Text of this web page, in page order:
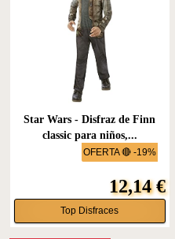
OFERTA 🔴 -19%
Star Wars - Disfraz de Finn
classic para niños,...
12,14 €
Top Disfraces